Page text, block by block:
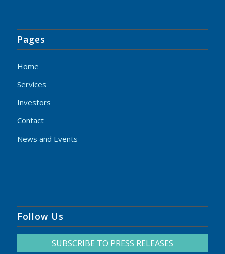
Pages
Home
Services
Investors
Contact
News and Events
Follow Us
SUBSCRIBE TO PRESS RELEASES